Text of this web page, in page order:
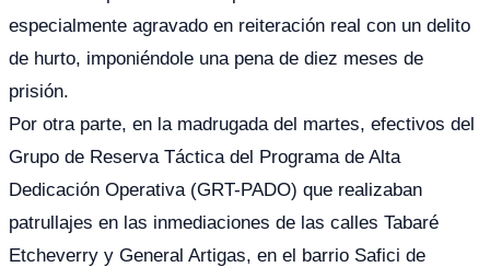
especialmente agravado en reiteración real con un delito
de hurto, imponiéndole una pena de diez meses de
prisión.
Por otra parte, en la madrugada del martes, efectivos del
Grupo de Reserva Táctica del Programa de Alta
Dedicación Operativa (GRT-PADO) que realizaban
patrullajes en las inmediaciones de las calles Tabaré
Etcheverry y General Artigas, en el barrio Safici de